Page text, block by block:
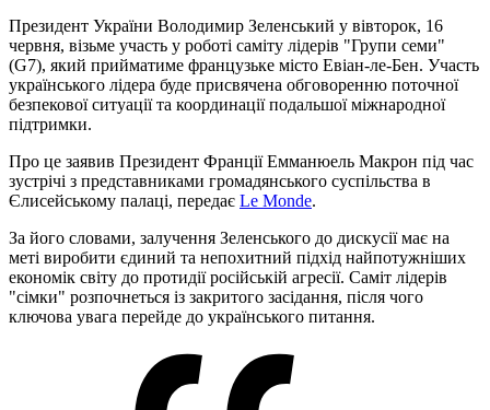
Президент України Володимир Зеленський у вівторок, 16
червня, візьме участь у роботі саміту лідерів "Групи семи"
(G7), який прийматиме французьке місто Евіан-ле-Бен. Участь
українського лідера буде присвячена обговоренню поточної
безпекової ситуації та координації подальшої міжнародної
підтримки.
Про це заявив Президент Франції Емманюель Макрон під час
зустрічі з представниками громадянського суспільства в
Єлисейському палаці, передає Le Monde.
За його словами, залучення Зеленського до дискусії має на
меті виробити єдиний та непохитний підхід найпотужніших
економік світу до протидії російській агресії. Саміт лідерів
"сімки" розпочнеться із закритого засідання, після чого
ключова увага перейде до українського питання.